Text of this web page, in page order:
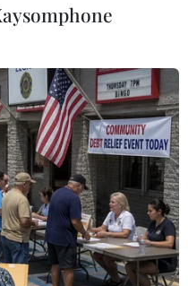
xe
#COVID-19